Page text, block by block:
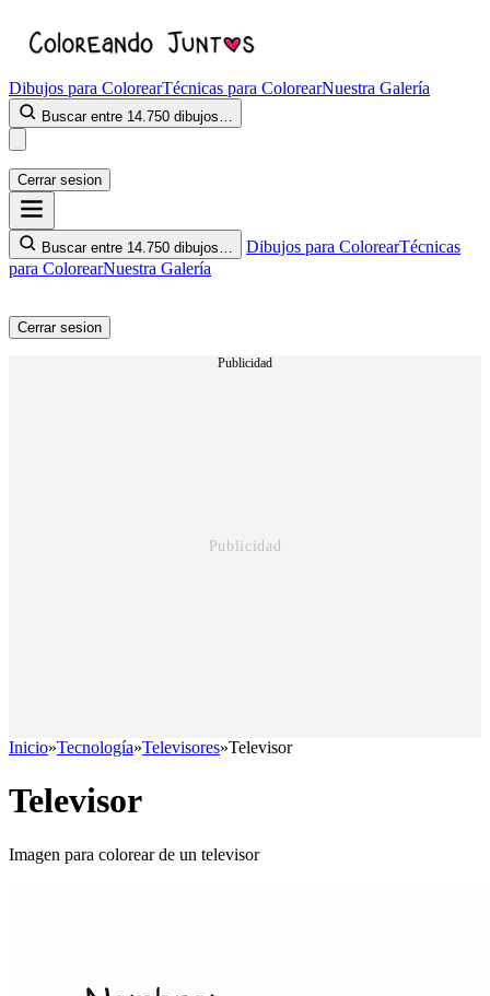
Dibujos para ColorearTécnicas para ColorearNuestra Galería
Buscar entre 14.750 dibujos…
Cerrar sesion
Buscar entre 14.750 dibujos… Dibujos para ColorearTécnicas
para ColorearNuestra Galería
Cerrar sesion
Publicidad
Inicio»Tecnología»Televisores»Televisor
Televisor
Imagen para colorear de un televisor